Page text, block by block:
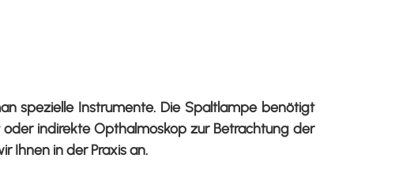
spezielle Instrumente. Die Spaltlampe benötigt
indirekte Opthalmoskop zur Betrachtung der
Ihnen in der Praxis an.